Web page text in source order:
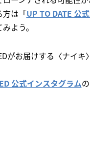
方は「UP TO DATE 公
よう。
がお届けする〈ナイキ
公式インスタグラム